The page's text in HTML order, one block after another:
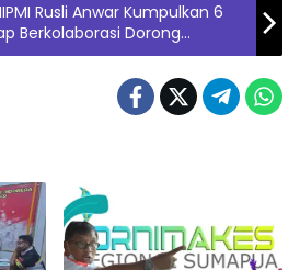
Rusli Anwar Kumpulkan 6
Berkolaborasi Dorong
Ekonomi.